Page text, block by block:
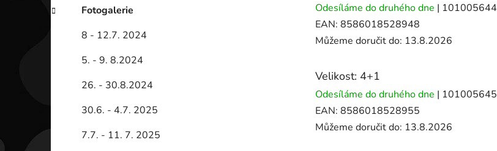
Fotogalerie
8 - 12.7. 2024
5. - 9. 8.2024
26. - 30.8.2024
30.6. - 4.7. 2025
7.7. - 11. 7. 2025
Odesíláme do druhého dne | 101005644
EAN: 8586018528948
Můžeme doručit do: 13.8.2026
Velikost: 4+1
Odesíláme do druhého dne | 101005645
EAN: 8586018528955
Můžeme doručit do: 13.8.2026